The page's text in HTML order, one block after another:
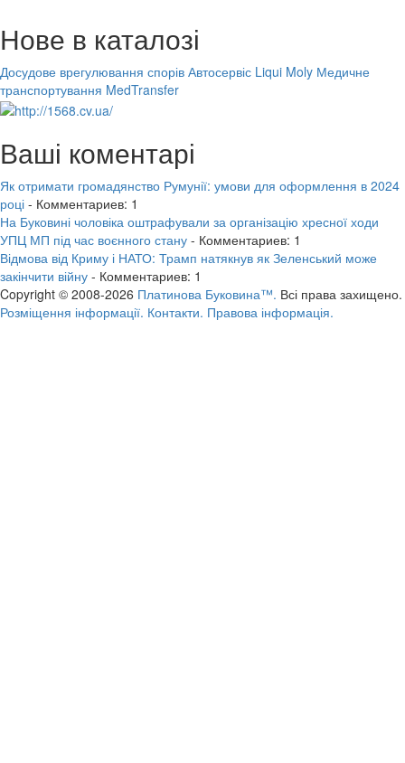
Нове в каталозі
Досудове врегулювання спорів Автосервіс Liqui Moly Медичне
транспортування MedTransfer
Ваші коментарі
Як отримати громадянство Румунії: умови для оформлення в 2024
році - Комментариев: 1
На Буковині чоловіка оштрафували за організацію хресної ходи
УПЦ МП під час воєнного стану - Комментариев: 1
Відмова від Криму і НАТО: Трамп натякнув як Зеленський може
закінчити війну - Комментариев: 1
Copyright © 2008-2026 Платинова Буковина™. Всі права захищено.
Розміщення інформації. Контакти. Правова інформація.